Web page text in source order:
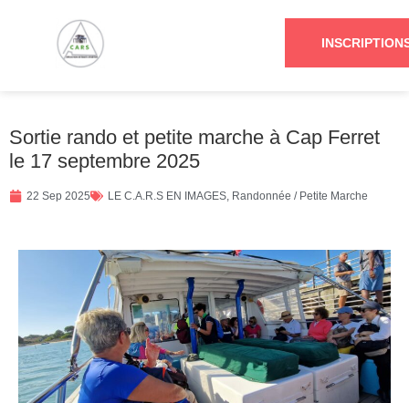
Sortie rando et petite marche à Cap Ferret
le 17 septembre 2025
22 Sep 2025 LE C.A.R.S EN IMAGES, Randonnée / Petite Marche